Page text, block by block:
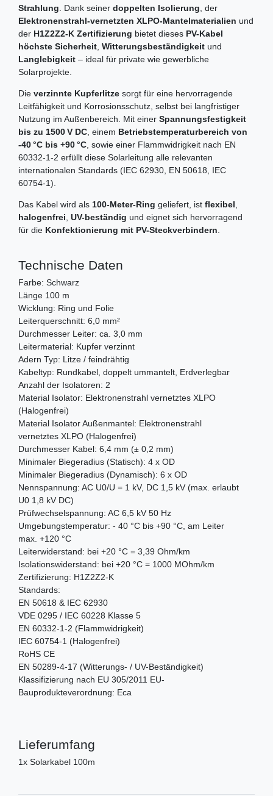
Strahlung. Dank seiner doppelten Isolierung, der
Elektronenstrahl-vernetzten XLPO-Mantelmaterialien und
der H1Z2Z2-K Zertifizierung bietet dieses PV-Kabel
höchste Sicherheit, Witterungsbeständigkeit und
Langlebigkeit – ideal für private wie gewerbliche
Solarprojekte.
Die verzinnte Kupferlitze sorgt für eine hervorragende
Leitfähigkeit und Korrosionsschutz, selbst bei langfristiger
Nutzung im Außenbereich. Mit einer Spannungsfestigkeit
bis zu 1500 V DC, einem Betriebstemperaturbereich von
-40 °C bis +90 °C, sowie einer Flammwidrigkeit nach EN
60332-1-2 erfüllt diese Solarleitung alle relevanten
internationalen Standards (IEC 62930, EN 50618, IEC
60754-1).
Das Kabel wird als 100-Meter-Ring geliefert, ist flexibel,
halogenfrei, UV-beständig und eignet sich hervorragend
für die Konfektionierung mit PV-Steckverbindern.
Technische Daten
Farbe: Schwarz
Länge 100 m
Wicklung: Ring und Folie
Leiterquerschnitt: 6,0 mm²
Durchmesser Leiter: ca. 3,0 mm
Leitermaterial: Kupfer verzinnt
Adern Typ: Litze / feindrähtig
Kabeltyp: Rundkabel, doppelt ummantelt, Erdverlegbar
Anzahl der Isolatoren: 2
Material Isolator: Elektronenstrahl vernetztes XLPO
(Halogenfrei)
Material Isolator Außenmantel: Elektronenstrahl
vernetztes XLPO (Halogenfrei)
Durchmesser Kabel: 6,4 mm (± 0,2 mm)
Minimaler Biegeradius (Statisch): 4 x OD
Minimaler Biegeradius (Dynamisch): 6 x OD
Nennspannung: AC U0/U = 1 kV, DC 1,5 kV (max. erlaubt
U0 1,8 kV DC)
Prüfwechselspannung: AC 6,5 kV 50 Hz
Umgebungstemperatur: - 40 °C bis +90 °C, am Leiter
max. +120 °C
Leiterwiderstand: bei +20 °C = 3,39 Ohm/km
Isolationswiderstand: bei +20 °C = 1000 MOhm/km
Zertifizierung: H1Z2Z2-K
Standards:
EN 50618 & IEC 62930
VDE 0295 / IEC 60228 Klasse 5
EN 60332-1-2 (Flammwidrigkeit)
IEC 60754-1 (Halogenfrei)
RoHS CE
EN 50289-4-17 (Witterungs- / UV-Beständigkeit)
Klassifizierung nach EU 305/2011 EU-
Bauprodukteverordnung: Eca
Lieferumfang
1x Solarkabel 100m